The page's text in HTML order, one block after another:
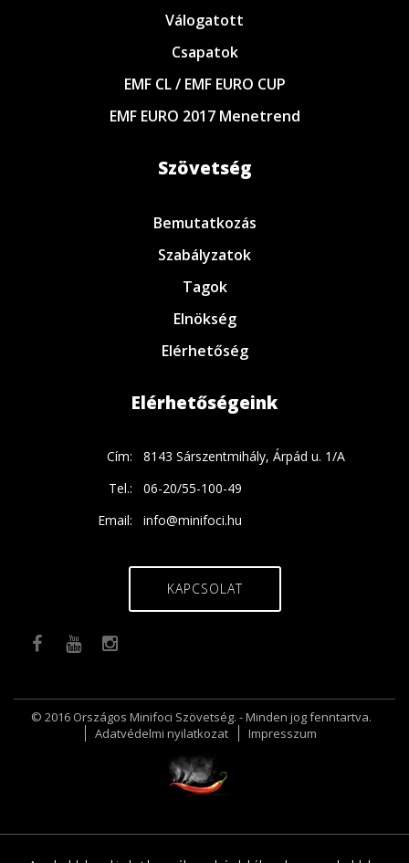
Válogatott
Csapatok
EMF CL / EMF EURO CUP
EMF EURO 2017 Menetrend
Szövetség
Bemutatkozás
Szabályzatok
Tagok
Elnökség
Elérhetőség
Elérhetőségeink
Cím:
8143 Sárszentmihály, Árpád u. 1/A
Tel.:
06-20/55-100-49
Email:
info@minifoci.hu
KAPCSOLAT
© 2016 Országos Minifoci Szövetség. - Minden jog fenntartva.
Adatvédelmi nyilatkozat
Impresszum